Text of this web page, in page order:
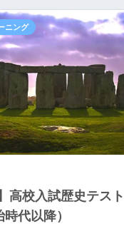
高校入試歴史テスト
代以降）
ニング